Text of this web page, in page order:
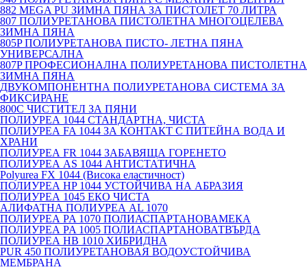
882 MEGA PU ЗИМНА ПЯНА ЗА ПИСТОЛЕТ 70 ЛИТРА
807 ПОЛИУРЕТАНОВА ПИСТОЛЕТНА МНОГОЦЕЛЕВА
ЗИМНА ПЯНА
805P ПОЛИУРЕТАНОВА ПИСТО- ЛЕТНА ПЯНА
УНИВЕРСАЛНА
807P ПРОФЕСИОНАЛНА ПОЛИУРЕТАНОВА ПИСТОЛЕТНА
ЗИМНА ПЯНА
ДВУКОМПОНЕНТНА ПОЛИУРЕТАНОВА СИСТЕМА ЗА
ФИКСИРАНЕ
800C ЧИСТИТЕЛ ЗА ПЯНИ
ПОЛИУРЕА 1044 СТАНДАРТНА, ЧИСТА
ПОЛИУРЕА FA 1044 ЗА КОНТАКТ С ПИТЕЙНА ВОДА И
ХРАНИ
ПОЛИУРЕА FR 1044 ЗАБАВЯЩА ГОРЕНЕТО
ПОЛИУРЕА AS 1044 АНТИСТАТИЧНА
Polyurea FX 1044 (Висока еластичност)
ПОЛИУРЕА HP 1044 УСТОЙЧИВА НА АБРАЗИЯ
ПОЛИУРЕА 1045 ЕКО ЧИСТА
АЛИФАТНА ПОЛИУРЕА AL 1070
ПОЛИУРЕА PA 1070 ПОЛИАСПАРТАНОВАМЕКА
ПОЛИУРЕА PA 1005 ПОЛИАСПАРТАНОВАТВЪРДА
ПОЛИУРЕА HB 1010 ХИБРИДНА
PUR 450 ПОЛИУРЕТАНОВАЯ ВОДОУСТОЙЧИВА
МЕМБРАНА